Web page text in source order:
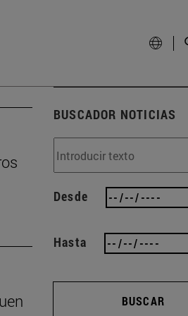
BUSCADOR NOTICIAS
Desde
Hasta
BUSCAR